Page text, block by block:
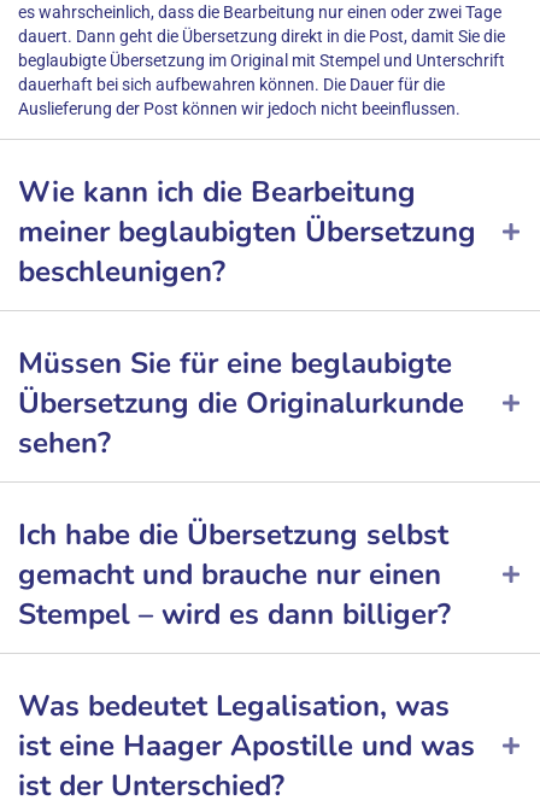
es wahrscheinlich, dass die Bearbeitung nur einen oder zwei Tage
dauert. Dann geht die Übersetzung direkt in die Post, damit Sie die
beglaubigte Übersetzung im Original mit Stempel und Unterschrift
dauerhaft bei sich aufbewahren können. Die Dauer für die
Auslieferung der Post können wir jedoch nicht beeinflussen.
Wie kann ich die Bearbeitung
meiner beglaubigten Übersetzung
beschleunigen?
Müssen Sie für eine beglaubigte
Übersetzung die Originalurkunde
sehen?
Ich habe die Übersetzung selbst
gemacht und brauche nur einen
Stempel – wird es dann billiger?
Was bedeutet Legalisation, was
ist eine Haager Apostille und was
ist der Unterschied?